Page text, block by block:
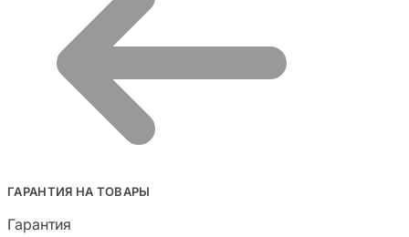
ГАРАНТИЯ НА ТОВАРЫ
Гарантия